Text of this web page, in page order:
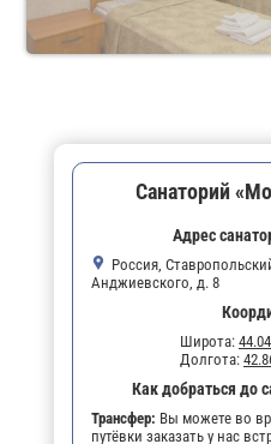
Санаторий
Адрес
Россия,
Анджиевского, д. 8
Широта:
Долгота:
Как добраться до
Трансфер: Вы можете во
путёвки заказать у нас